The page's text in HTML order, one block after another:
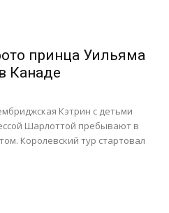
принца Уильяма
Канаде
Кэтрин с детьми
Шарлоттой пребывают в
Королевский тур стартовал